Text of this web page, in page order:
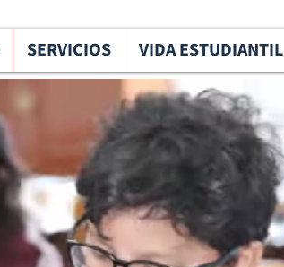
SERVICIOS VIDA ESTUDIANTIL